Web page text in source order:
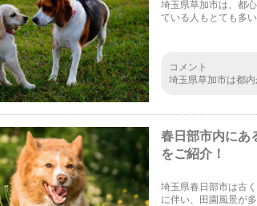
埼玉県草加市は、都
ている人もとても多
コメント
埼玉県草加市は都
春日部市内にあ
をご紹介！
埼玉県春日部市は古
に伴い、田園風景が